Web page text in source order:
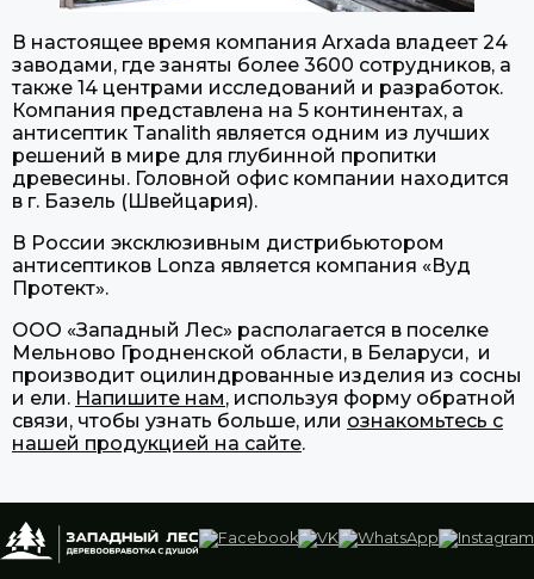
В настоящее время компания Arxada владеет 24
заводами, где заняты более 3600 сотрудников, а
также 14 центрами исследований и разработок.
Компания представлена на 5 континентах, а
антисептик Tanalith является одним из лучших
решений в мире для глубинной пропитки
древесины. Головной офис компании находится
в г. Базель (Швейцария).
В России эксклюзивным дистрибьютором
антисептиков Lonza является компания «Вуд
Протект».
ООО «Западный Лес» располагается в поселке
Мельново Гродненской области, в Беларуси, и
производит оцилиндрованные изделия из сосны
и ели. Напишите нам, используя форму обратной
связи, чтобы узнать больше, или ознакомьтесь с
нашей продукцией на сайте.